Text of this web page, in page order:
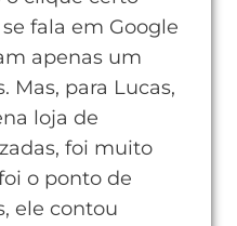
fala em Google
apenas um
Mas, para Lucas,
loja de
foi muito
o ponto de
ele contou